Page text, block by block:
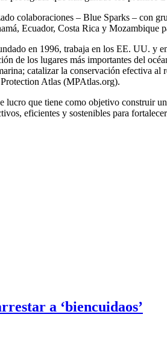
colaboraciones – Blue Sparks – con
Ecuador, Costa Rica y Mozambique
en 1996, trabaja en los EE. UU. y
de los lugares más importantes del
catalizar la conservación efectiva
Atlas (MPAtlas.org).
que tiene como objetivo construir
eficientes y sostenibles para
a ‘biencuidaos’